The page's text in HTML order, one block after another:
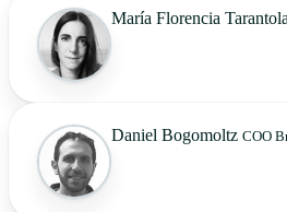
María Florencia Tarantola
Daniel Bogomoltz COO